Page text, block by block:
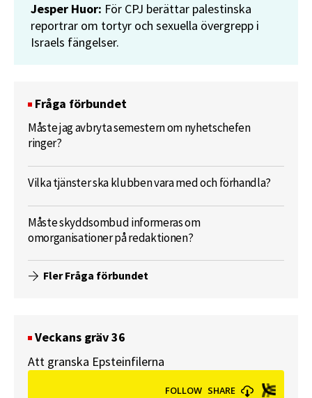
Jesper Huor: För CPJ berättar palestinska
reportrar om tortyr och sexuella övergrepp i
Israels fängelser.
Fråga förbundet
Måste jag avbryta semestern om nyhetschefen
ringer?
Vilka tjänster ska klubben vara med och förhandla?
Måste skyddsombud informeras om
omorganisationer på redaktionen?
Fler Fråga förbundet
Veckans gräv 36
Att granska Epsteinfilerna